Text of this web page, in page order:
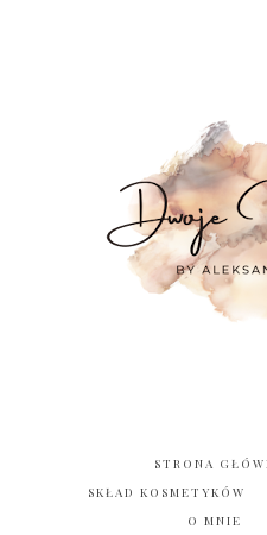
STRONA
SKŁAD KOSMETYKÓW
O MNIE